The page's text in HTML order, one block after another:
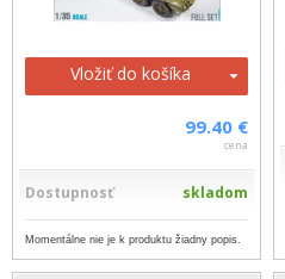
Vložiť do košíka
99.40 €
cena
Dostupnosť skladom
Momentálne nie je k produktu žiadny popis.